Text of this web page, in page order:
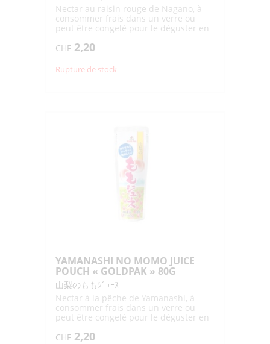
Nectar au raisin rouge de Nagano, à
consommer frais dans un verre ou
peut être congelé pour le déguster en
CHF 2,20
Rupture de stock
YAMANASHI NO MOMO JUICE
POUCH « GOLDPAK » 80G
山梨のももｼﾞｭｰｽ
Nectar à la pêche de Yamanashi, à
consommer frais dans un verre ou
peut être congelé pour le déguster en
CHF 2,20